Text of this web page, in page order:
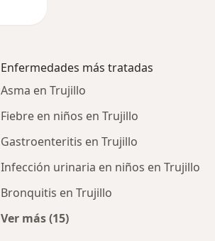
Enfermedades más tratadas
Asma en Trujillo
Fiebre en niños en Trujillo
Gastroenteritis en Trujillo
Infección urinaria en niños en Trujillo
Bronquitis en Trujillo
Ver más (15)